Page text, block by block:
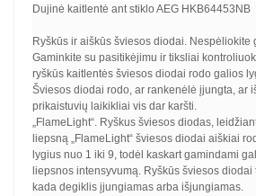
Dujinė kaitlentė ant stiklo AEG HKB64453NB
Ryškūs ir aiškūs šviesos diodai. Nespėliokite
Gaminkite su pasitikėjimu ir tiksliai
ryškūs kaitlentės šviesos diodai rodo galios
Šviesos diodai rodo, ar rankenėlė įjungta, ar
prikaistuvių laikikliai vis dar karšti.
„FlameLight“. Ryškus šviesos diodas,
liepsną „FlameLight“ šviesos diodai aiškiai
lygius nuo 1 iki 9, todėl kaskart gamindami
liepsnos intensyvumą. Ryškūs šviesos
kada degiklis įjungiamas arba išjungiamas.